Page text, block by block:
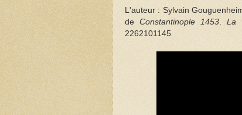
L'auteur : Sylvain
de Constantinople 1453. La
2262101145